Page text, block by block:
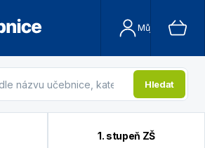
Můj účet
Hledat
1. stupeň ZŠ